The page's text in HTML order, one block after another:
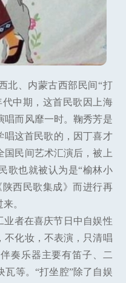
北、内蒙古西部民间“打
中期，这首民歌因上海
唱而风靡一时。鞠秀芳是
唱这首民歌的，因丁喜才
国民间艺术汇演后，被上
歌也就被认为是“榆林小
西民歌集成》而进行再
。
业者在喜庆节日中自娱性
不化妆，不表演，只清唱
奏乐器主要有笛子、二
等。“打坐腔”除了自娱